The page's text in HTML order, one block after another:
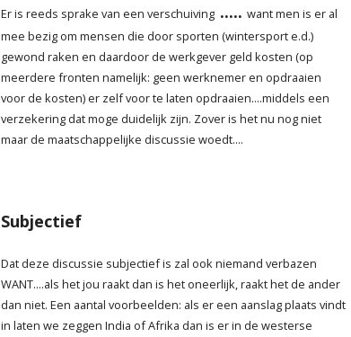
Er is reeds sprake van een verschuiving ..... want men is er al
mee bezig om mensen die door sporten (wintersport e.d.)
gewond raken en daardoor de werkgever geld kosten (op
meerdere fronten namelijk: geen werknemer en opdraaien
voor de kosten) er zelf voor te laten opdraaien....middels een
verzekering dat moge duidelijk zijn. Zover is het nu nog niet
maar de maatschappelijke discussie woedt....
Subjectief
Dat deze discussie subjectief is zal ook niemand verbazen
WANT....als het jou raakt dan is het oneerlijk, raakt het de ander
dan niet. Een aantal voorbeelden: als er een aanslag plaats vindt
in laten we zeggen India of Afrika dan is er in de westerse